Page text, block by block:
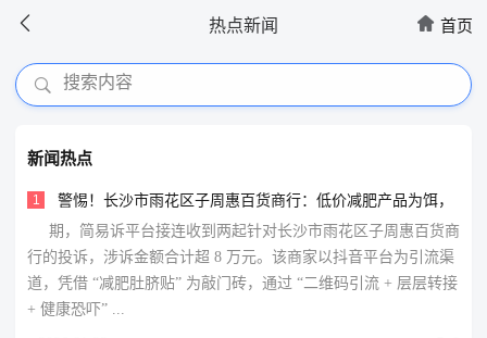
 热点新闻  首页
搜索内容
新闻热点
1 警惕！长沙市雨花区子周惠百货商行：低价减肥产品为饵，
层层诱导 + 健康恐吓的消费陷阱大揭秘
期，简易诉平台接连收到两起针对长沙市雨花区子周惠百货商
行的投诉，涉诉金额合计超 8 万元。该商家以抖音平台为引流渠
道，凭借 “减肥肚脐贴” 为敲门砖，通过 “二维码引流 + 层层转接
+ 健康恐吓” ...